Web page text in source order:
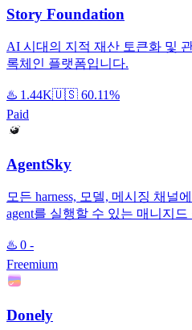
Story Foundation
AI 시대의 지적 재산 토큰화 및
록체인 플랫폼입니다.
♨️ 1.44K🇺🇸 60.11%
Paid
AgentSky
모든 harness, 모델, 메시징 채널
agent를 실행할 수 있는 매니지
♨️ 0 -
Freemium
Donely